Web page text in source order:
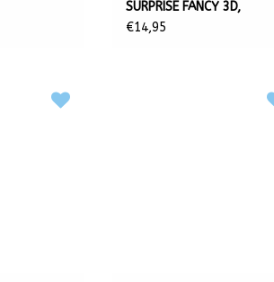
SURPRISE FANCY 3D,
3125X12 CM
€14,95